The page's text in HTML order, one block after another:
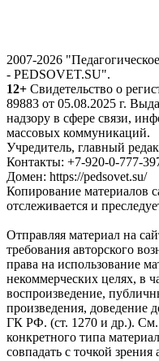
2007-2026
- PEDSOVET.SU".
12+ Свидетельство о
89883 от 05.08.2025 г.
надзору в сфере связи,
массовых коммуникаций.
Учредитель, главный
Контакты: +7-920-0-777-
Домен: https://pedsovet.su/
Копирование материалов
отслеживается и
Отправляя материал на
требования авторского
права на использование
некоммерческих целях, в
воспроизведение,
произведения, доведение
ГК РФ. (ст. 1270 и др.).
конкретного типа
совпадать с точкой зрения